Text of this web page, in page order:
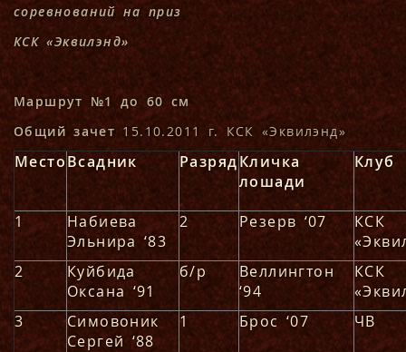
соревнований на приз
КСК «Эквилэнд»
Маршрут №1 до 60 см
Общий зачет 15.10.2011 г. КСК «Эквилэнд»
МестоВсадник РазрядКличка
лошади
Клуб
1
Набиева
Эльнира ‘83
2 Резерв ‘07
КСК
2
Куйбида
Оксана ‘91
б/р
Веллингтон
‘94
КСК
3
Симовоник
Сергей ‘88
1 Брос ‘07 ЧВ